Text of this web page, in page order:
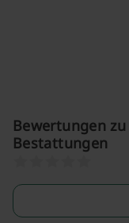
Bewertungen
Bestattungen